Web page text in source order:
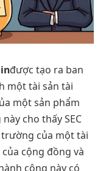
được tạo ra ban
một tài sản tài
một sản phẩm
cho thấy SEC
của một tài
cộng đồng và
công này có